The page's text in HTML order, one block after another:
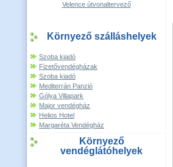
Velence útvonaltervező
Környező szálláshelyek
Szoba kiadó
Fizetővendégházak
Szoba kiadó
Mediterrán Panzió
Gólya Villapark
Major vendégház
Helios Hotel
Margaréta Vendégház
Környező
vendéglátóhelyek